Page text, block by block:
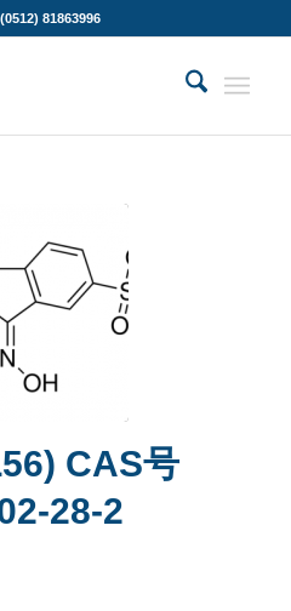
81863996
CAS号
28-2